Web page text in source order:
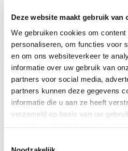
Deze website maakt gebruik van
We gebruiken cookies om
personaliseren, om functies voor
en om ons websiteverkeer te
informatie over uw gebruik van
partners voor social media,
partners kunnen deze gegevens
informatie die u aan ze heeft
verzameld op basis van uw
Wieringermeerboerderij de
In de kop van Noord-Holland ligt een
Wieringermeer. Vanaf 1927 werd met
landarbeiders deze polder gewonnen